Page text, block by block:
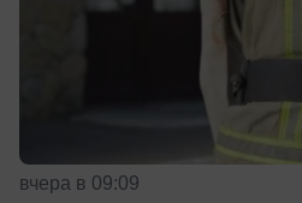
вчера в 09:09